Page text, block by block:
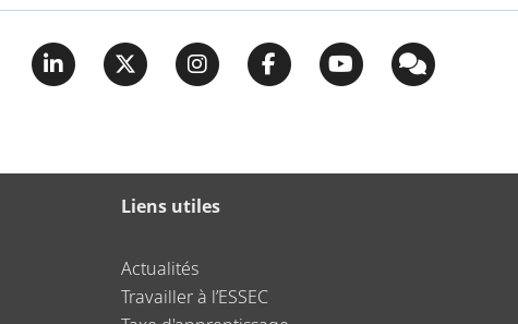
Liens utiles
Actualités
Travailler à l’ESSEC